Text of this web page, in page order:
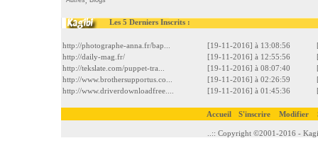
Les 5 Derniers Inscrits :
http://photographe-anna.fr/bap... [19-11-2016] à 13:08:56
http://daily-mag.fr/
[19-11-2016] à 12:55:56
http://tekslate.com/puppet-tra...
[19-11-2016] à 08:07:40
http://www.brothersupportus.co...
[19-11-2016] à 02:26:59
http://www.driverdownloadfree....
[19-11-2016] à 01:45:36
Accueil S'inscrire Modifier
..:: Copyright ©2001-2016 -